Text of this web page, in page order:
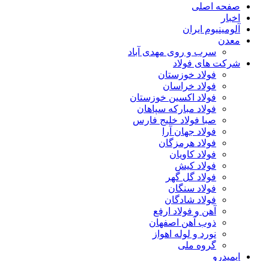
صفحه اصلی
اخبار
آلومینیوم ایران
معدن
سرب و روی مهدی آباد
شرکت های فولاد
فولاد خوزستان
فولاد خراسان
فولاد اکسین خوزستان
فولاد مبارکه سپاهان
صبا فولاد خلیج فارس
فولاد جهان آرا
فولاد هرمزگان
فولاد کاویان
فولاد کیش
فولاد گل گهر
فولاد سنگان
فولاد شادگان
آهن و فولاد ارفع
ذوب آهن اصفهان
نورد و لوله اهواز
گروه ملی
ایمیدرو